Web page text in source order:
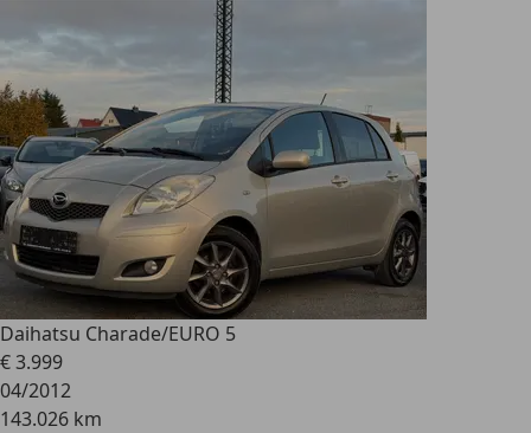
Daihatsu Charade/EURO 5
€ 3.999
04/2012
143.026 km